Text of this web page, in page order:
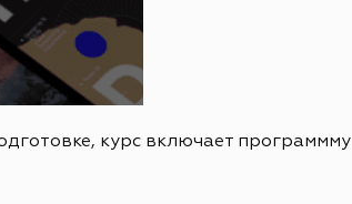
курс включает программму